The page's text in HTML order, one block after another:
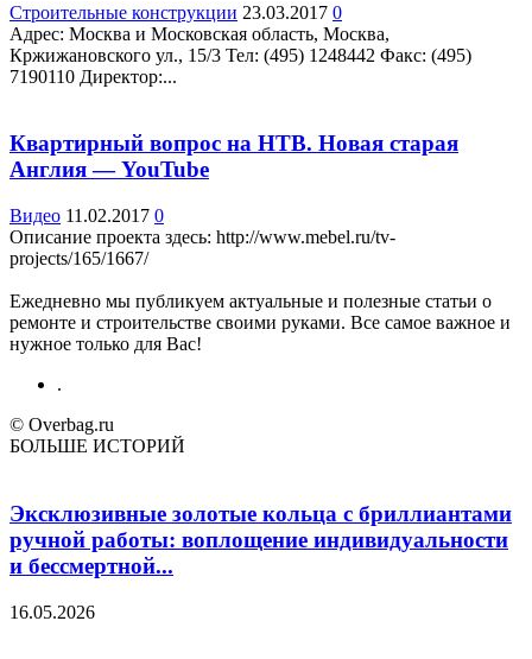
Строительные конструкции 23.03.2017 0
Адрес: Москва и Московская область, Москва,
Кржижановского ул., 15/3 Teл: (495) 1248442 Факс: (495)
7190110 Директор:...
Квартирный вопрос на НТВ. Новая старая
Англия — YouTube
Видео 11.02.2017 0
Описание проекта здесь: http://www.mebel.ru/tv-
projects/165/1667/
Ежедневно мы публикуем актуальные и полезные статьи о
ремонте и строительстве своими руками. Все самое важное и
нужное только для Вас!
.
© Overbag.ru
БОЛЬШЕ ИСТОРИЙ
Эксклюзивные золотые кольца с бриллиантами
ручной работы: воплощение индивидуальности
и бессмертной...
16.05.2026